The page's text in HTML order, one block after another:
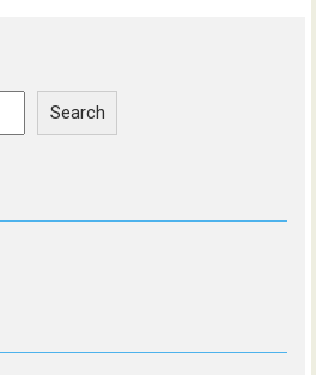
Search